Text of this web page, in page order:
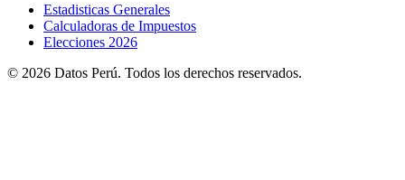
Estadisticas Generales
Calculadoras de Impuestos
Elecciones 2026
© 2026 Datos Perú. Todos los derechos reservados.